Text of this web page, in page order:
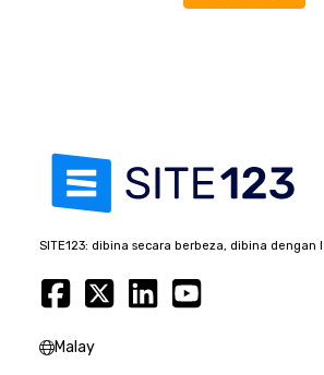
SITE123: dibina secara berbeza, dibina dengan
Malay